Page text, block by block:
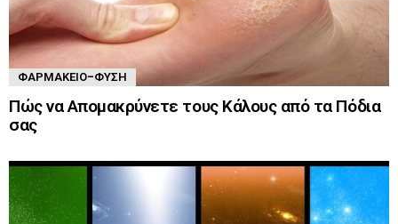
ΦΑΡΜΑΚΕΊΟ-ΦΎΣΗ
Πώς να Απομακρύνετε τους Κάλους από τα Πόδια
σας